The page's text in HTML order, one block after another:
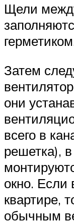
Щели
Затем
они
всего в
решетка),
окно. Если
квартире,
обычным